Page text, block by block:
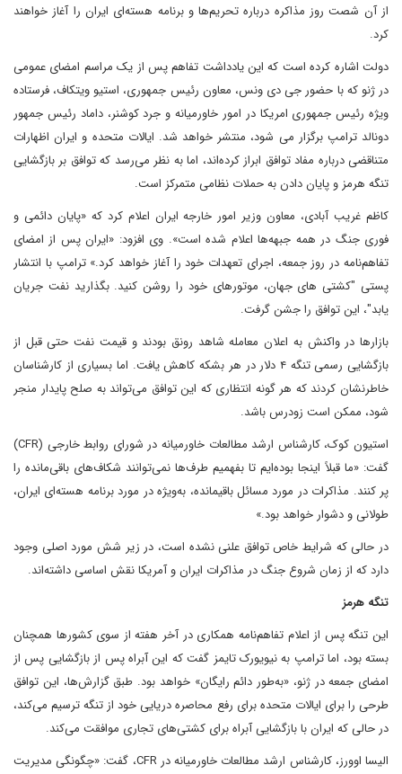
از آن شصت روز مذاکره درباره تحریم‌ها و برنامه هسته‌ای ایران را آغاز خواهند
کرد.
دولت اشاره کرده است که این یادداشت تفاهم پس از یک مراسم امضای عمومی
در ژنو که با حضور جی دی ونس، معاون رئیس جمهوری، استیو ویتکاف، فرستاده
ویژه رئیس جمهوری امریکا در امور خاورمیانه و جرد کوشنر، داماد رئیس جمهور
دونالد ترامپ برگزار می شود، منتشر خواهد شد. ایالات متحده و ایران اظهارات
متناقضی درباره مفاد توافق ابراز کرده‌اند، اما به نظر می‌رسد که توافق بر بازگشایی
تنگه هرمز و پایان دادن به حملات نظامی متمرکز است.
کاظم غریب آبادی، معاون وزیر امور خارجه ایران اعلام کرد که «پایان دائمی و
فوری جنگ در همه جبهه‌ها اعلام شده است». وی افزود: «ایران پس از امضای
تفاهم‌نامه در روز جمعه، اجرای تعهدات خود را آغاز خواهد کرد.» ترامپ با انتشار
پستی "کشتی های جهان، موتورهای خود را روشن کنید. بگذارید نفت جریان
یابد"، این توافق را جشن گرفت.
بازارها در واکنش به اعلان معامله شاهد رونق بودند و قیمت نفت حتی قبل از
بازگشایی رسمی تنگه ۴ دلار در هر بشکه کاهش یافت. اما بسیاری از کارشناسان
خاطرنشان کردند که هر گونه انتظاری که این توافق می‌تواند به صلح پایدار منجر
شود، ممکن است زودرس باشد.
استیون کوک، کارشناس ارشد مطالعات خاورمیانه در شورای روابط خارجی (CFR)
گفت: «ما قبلاً اینجا بوده‌ایم تا بفهمیم طرف‌ها نمی‌توانند شکاف‌های باقی‌مانده را
پر کنند. مذاکرات در مورد مسائل باقیمانده، به‌ویژه در مورد برنامه هسته‌ای ایران،
طولانی و دشوار خواهد بود.»
در حالی که شرایط خاص توافق علنی نشده است، در زیر شش مورد اصلی وجود
دارد که از زمان شروع جنگ در مذاکرات ایران و آمریکا نقش اساسی داشته‌اند.
تنگه هرمز
این تنگه پس از اعلام تفاهم‌نامه همکاری در آخر هفته از سوی کشورها همچنان
بسته بود، اما ترامپ به نیویورک تایمز گفت که این آبراه پس از بازگشایی پس از
امضای جمعه در ژنو، «به‌طور دائم رایگان» خواهد بود. طبق گزارش‌ها، این توافق
طرحی را برای ایالات متحده برای رفع محاصره دریایی خود از تنگه ترسیم می‌کند،
در حالی که ایران با بازگشایی آبراه برای کشتی‌های تجاری موافقت می‌کند.
الیسا اوورز، کارشناس ارشد مطالعات خاورمیانه در CFR، گفت: «چگونگی مدیریت